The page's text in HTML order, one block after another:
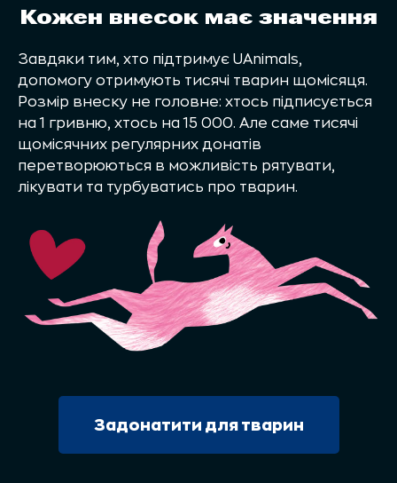
Кожен внесок має значення
Завдяки тим, хто підтримує UAnimals,
допомогу отримують тисячі тварин щомісяця.
Розмір внеску не головне: хтось підписується
на 1 гривню, хтось на 15 000. Але саме тисячі
щомісячних регулярних донатів
перетворюються в можливість рятувати,
лікувати та турбуватись про тварин.
Задонатити для тварин